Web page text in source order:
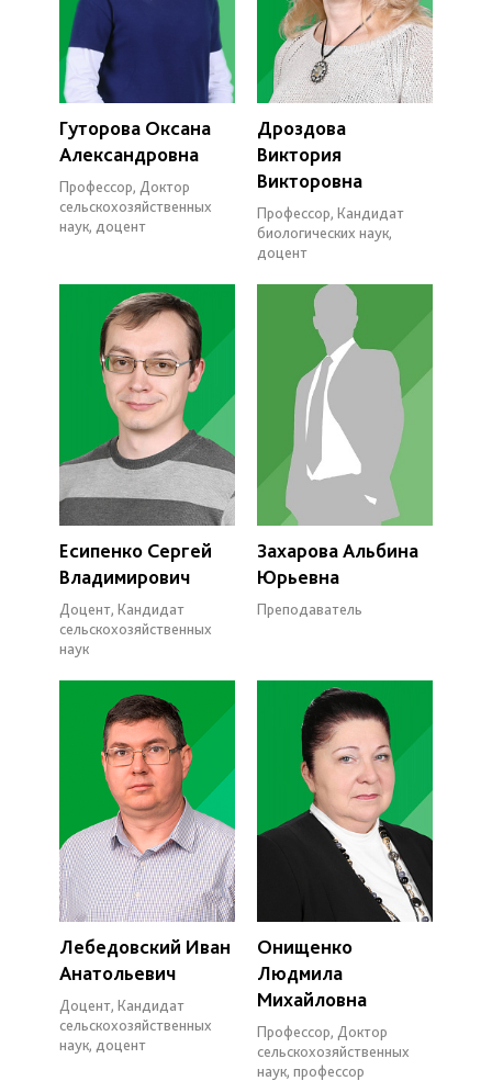
Гуторова Оксана
Александровна
Профессор, Доктор
сельскохозяйственных
наук, доцент
Дроздова
Виктория
Викторовна
Профессор, Кандидат
биологических наук,
доцент
Есипенко Сергей
Владимирович
Доцент, Кандидат
сельскохозяйственных
наук
Захарова Альбина
Юрьевна
Преподаватель
Лебедовский Иван
Анатольевич
Доцент, Кандидат
сельскохозяйственных
наук, доцент
Онищенко
Людмила
Михайловна
Профессор, Доктор
сельскохозяйственных
наук, профессор